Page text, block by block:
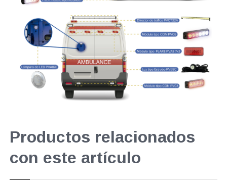
Productos relacionados
con este artículo